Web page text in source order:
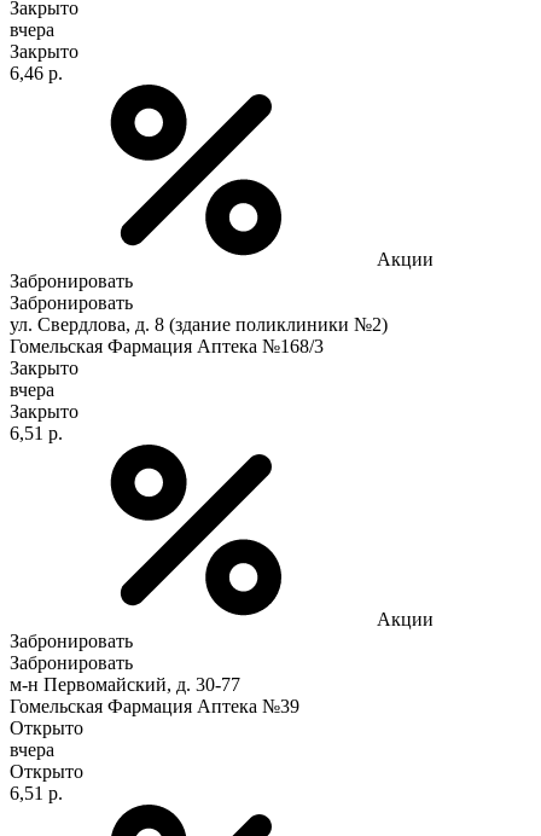
Закрыто
вчера
Закрыто
6,46 р.
Акции
Забронировать
Забронировать
ул. Свердлова, д. 8 (здание поликлиники №2)
Гомельская Фармация Аптека №168/3
Закрыто
вчера
Закрыто
6,51 р.
Акции
Забронировать
Забронировать
м-н Первомайский, д. 30-77
Гомельская Фармация Аптека №39
Открыто
вчера
Открыто
6,51 р.